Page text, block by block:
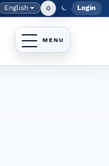
Language
English Login